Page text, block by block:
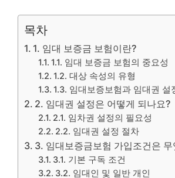
목차
1. 임대 보증금 보험이란?
1.1. 임대 보증금 보험의 중요성
1.2. 대상 속성의 유형
1.3. 임대보증보험과 임대권 설
2. 임대권 설정은 어떻게 되나요?
2.1. 임차권 설정의 필요성
2.2. 임대권 설정 절차
3. 임대보증금보험 가입조건은
3.1. 기본 구독 조건
3.2. 임대인 및 일반 개인